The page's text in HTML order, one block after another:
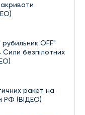
OFF"
безпілотних
ракет на
РФ (ВІДЕО)